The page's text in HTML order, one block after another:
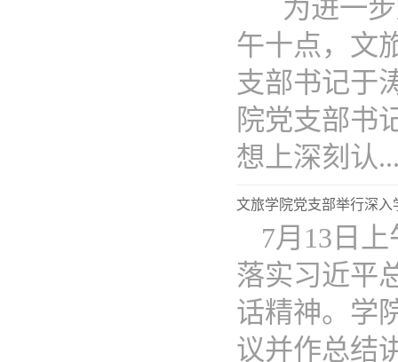
为进一
午十点，文
支部书记于
院党支部书
想上深刻认
文旅学院党支部举行深入
7月13日
落实习近平
话精神。学
议并作总结